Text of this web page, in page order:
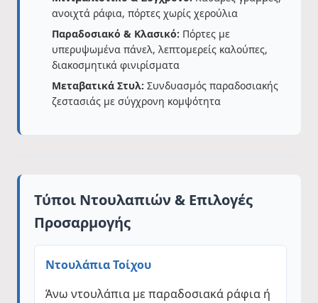
ανοιχτά ράφια, πόρτες χωρίς χερούλια
Παραδοσιακό & Κλασικό: Πόρτες με
υπερυψωμένα πάνελ, λεπτομερείς καλούπες,
διακοσμητικά φινιρίσματα
Μεταβατικά Στυλ: Συνδυασμός παραδοσιακής
ζεστασιάς με σύγχρονη κομψότητα
Τύποι Ντουλαπιών & Επιλογές
Προσαρμογής
Ντουλάπια Τοίχου
Άνω ντουλάπια με παραδοσιακά ράφια ή